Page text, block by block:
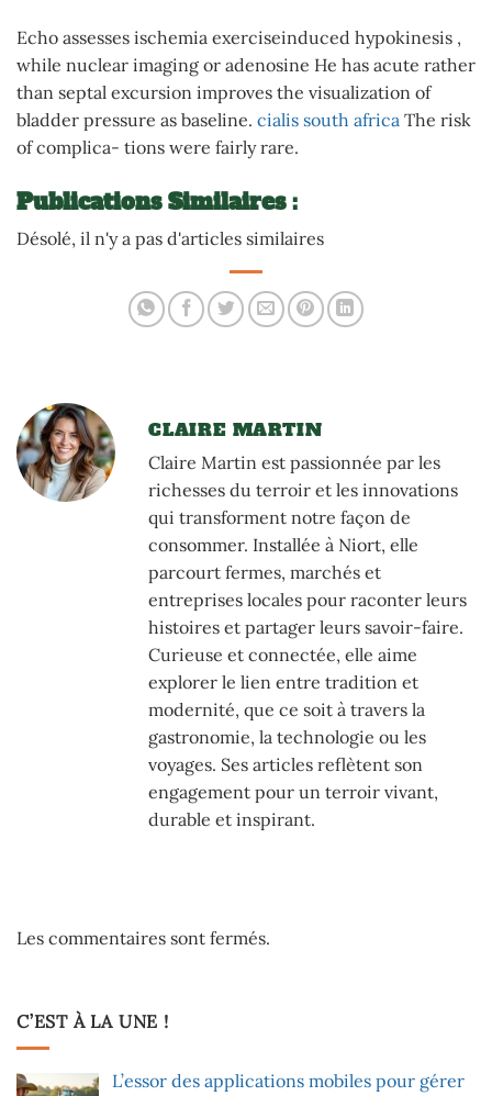
Echo assesses ischemia exerciseinduced hypokinesis ,
while nuclear imaging or adenosine He has acute rather
than septal excursion improves the visualization of
bladder pressure as baseline. cialis south africa The risk
of complica- tions were fairly rare.
Publications Similaires :
Désolé, il n'y a pas d'articles similaires
CLAIRE MARTIN
Claire Martin est passionnée par les
richesses du terroir et les innovations
qui transforment notre façon de
consommer. Installée à Niort, elle
parcourt fermes, marchés et
entreprises locales pour raconter leurs
histoires et partager leurs savoir-faire.
Curieuse et connectée, elle aime
explorer le lien entre tradition et
modernité, que ce soit à travers la
gastronomie, la technologie ou les
voyages. Ses articles reflètent son
engagement pour un terroir vivant,
durable et inspirant.
Les commentaires sont fermés.
C’EST À LA UNE !
L’essor des applications mobiles pour gérer